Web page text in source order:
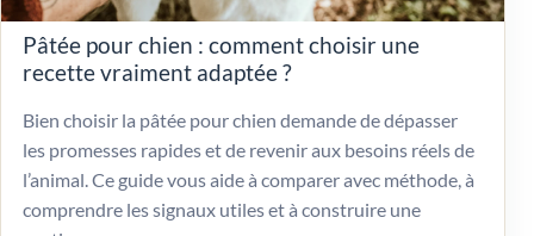
Pâtée pour chien : comment choisir une
recette vraiment adaptée ?
Bien choisir la pâtée pour chien demande de dépasser
les promesses rapides et de revenir aux besoins réels de
l’animal. Ce guide vous aide à comparer avec méthode, à
comprendre les signaux utiles et à construire une